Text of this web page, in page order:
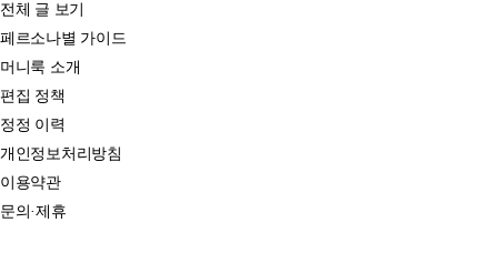
전체 글 보기
페르소나별 가이드
머니룩 소개
편집 정책
정정 이력
개인정보처리방침
이용약관
문의·제휴